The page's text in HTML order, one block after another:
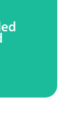
认证，保证
的整个过程